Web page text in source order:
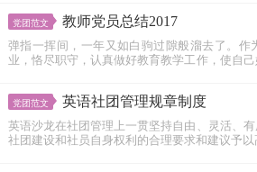
党团范文 教师党员总结2017
弹指一挥间，一年又如白驹过隙般溜去了。作
业，恪尽职守，认真做好教育教学工作，使自
党团范文 英语社团管理规章制度
英语沙龙在社团管理上一贯坚持自由、灵活、
社团建设和社员自身权利的合理要求和建议予以